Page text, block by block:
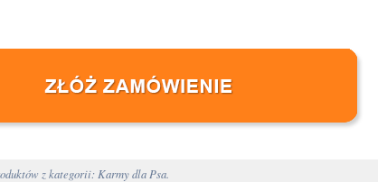
z kategorii: Karmy dla Psa.